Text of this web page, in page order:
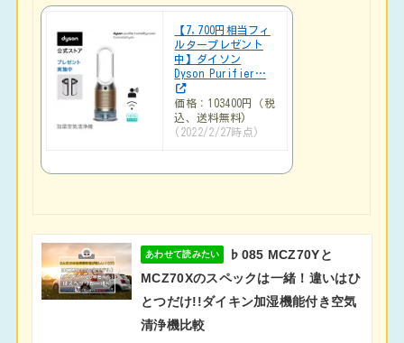
【7,700円相当フィ
ルタープレゼント
中】ダイソン
Dyson Purifier…
価格：103400円（税
込、送料無料)
(2022/2/27時点)
あわせて読みたい
♭085 MCZ70Yと
MCZ70Xのスペックは一緒！違いはひ
とつだけ!!ダイキン加湿機能付き空気
清浄機比較